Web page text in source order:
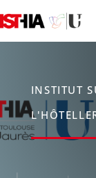
INSTITUT